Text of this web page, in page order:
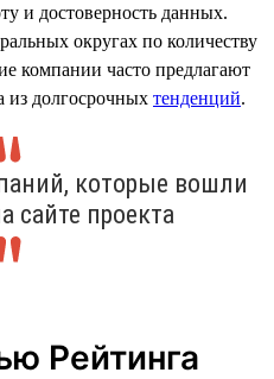
и достоверность данных.
округах по количеству
компании часто предлагают
из долгосрочных тенденций.
которые вошли
сайте проекта
Рейтинга